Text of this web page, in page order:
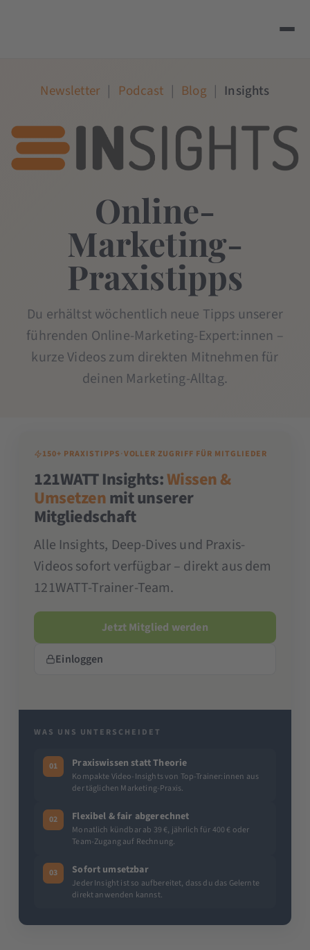
Newsletter | Podcast | Blog | Insights
Online-
Marketing-
Praxistipps
Du erhältst wöchentlich neue Tipps unserer
führenden Online-Marketing-Expert:innen –
kurze Videos zum direkten Mitnehmen für
deinen Marketing-Alltag.
150+ PRAXISTIPPS·VOLLER ZUGRIFF FÜR MITGLIEDER
121WATT Insights:Wissen &
Umsetzenmit unserer
Mitgliedschaft
Alle Insights, Deep-Dives und Praxis-
Videos sofort verfügbar – direkt aus dem
121WATT-Trainer-Team.
Jetzt Mitglied werden
Einloggen
WAS UNS UNTERSCHEIDET
01 Praxiswissen statt Theorie
Kompakte Video-Insights von Top-Trainer:innen aus
der täglichen Marketing-Praxis.
02 Flexibel & fair abgerechnet
Monatlich kündbar ab 39 €, jährlich für 400 € oder
Team-Zugang auf Rechnung.
03 Sofort umsetzbar
Jeder Insight ist so aufbereitet, dass du das Gelernte
direkt anwenden kannst.